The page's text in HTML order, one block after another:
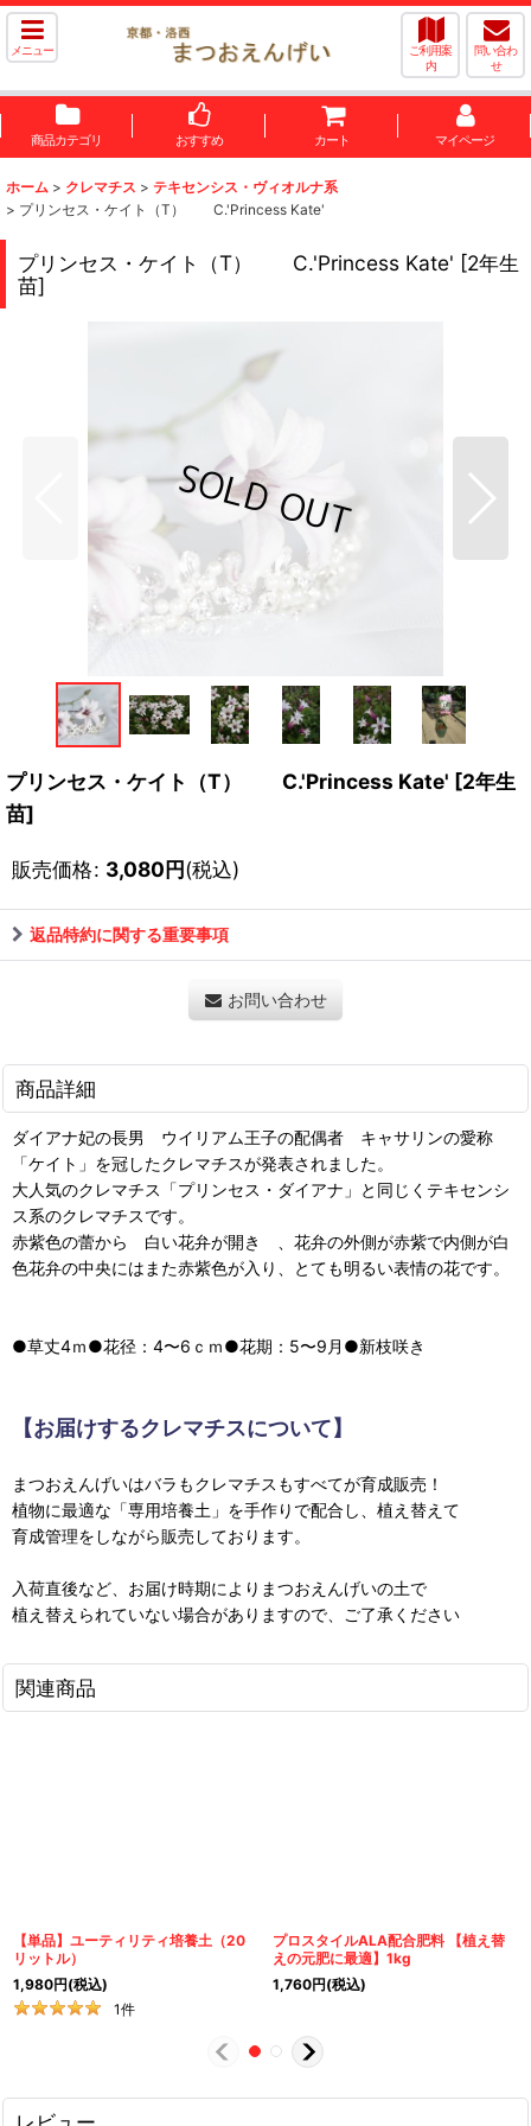
メニュー
ご利用案
内
問い合わ
せ
商品カテゴリ おすすめ カート マイページ
ホーム > クレマチス > テキセンシス・ヴィオルナ系
> プリンセス・ケイト（T） C.'Princess Kate'
プリンセス・ケイト（T） C.'Princess Kate' [2年生
苗]
プリンセス・ケイト（T） C.'Princess Kate' [2年生
苗]
販売価格: 3,080円(税込)
返品特約に関する重要事項
お問い合わせ
商品詳細
ダイアナ妃の長男 ウイリアム王子の配偶者 キャサリンの愛称
「ケイト」を冠したクレマチスが発表されました。
大人気のクレマチス「プリンセス・ダイアナ」と同じくテキセンシ
ス系のクレマチスです。
赤紫色の蕾から 白い花弁が開き 、花弁の外側が赤紫で内側が白
色花弁の中央にはまた赤紫色が入り、とても明るい表情の花です。
●草丈4ｍ●花径：4〜6ｃｍ●花期：5〜9月●新枝咲き
【お届けするクレマチスについて】
まつおえんげいはバラもクレマチスもすべてが育成販売！
植物に最適な「専用培養土」を手作りで配合し、植え替えて
育成管理をしながら販売しております。
入荷直後など、お届け時期によりまつおえんげいの土で
植え替えられていない場合がありますので、ご了承ください
関連商品
【単品】ユーティリティ培養土（20
リットル）
1,980円(税込)
1件
プロスタイルALA配合肥料 【植え替
えの元肥に最適】1kg
1,760円(税込)